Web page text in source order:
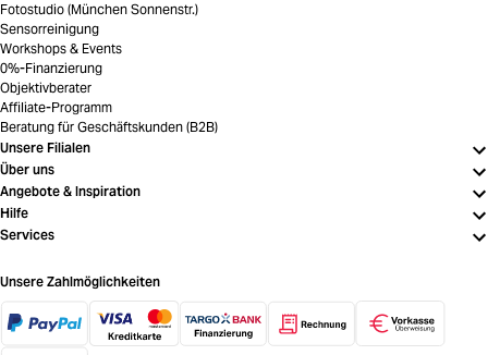
Fotostudio (München Sonnenstr.)
Sensorreinigung
Workshops & Events
0%-Finanzierung
Objektivberater
Affiliate-Programm
Beratung für Geschäftskunden (B2B)
Unsere Filialen
Über uns
Angebote & Inspiration
Hilfe
Services
Unsere Zahlmöglichkeiten